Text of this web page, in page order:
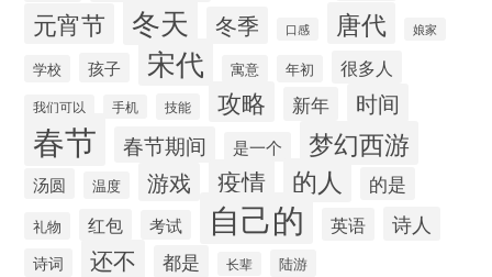
元宵节 冬天 冬季 口感 唐代 娘家
学校 孩子 宋代 寓意 年初 很多人
我们可以 手机 技能 攻略 新年 时间
春节 春节期间 是一个 梦幻西游
汤圆 温度 游戏 疫情 的人 的是
礼物 红包 考试 自己的 英语 诗人
诗词 还不 都是 长辈 陆游